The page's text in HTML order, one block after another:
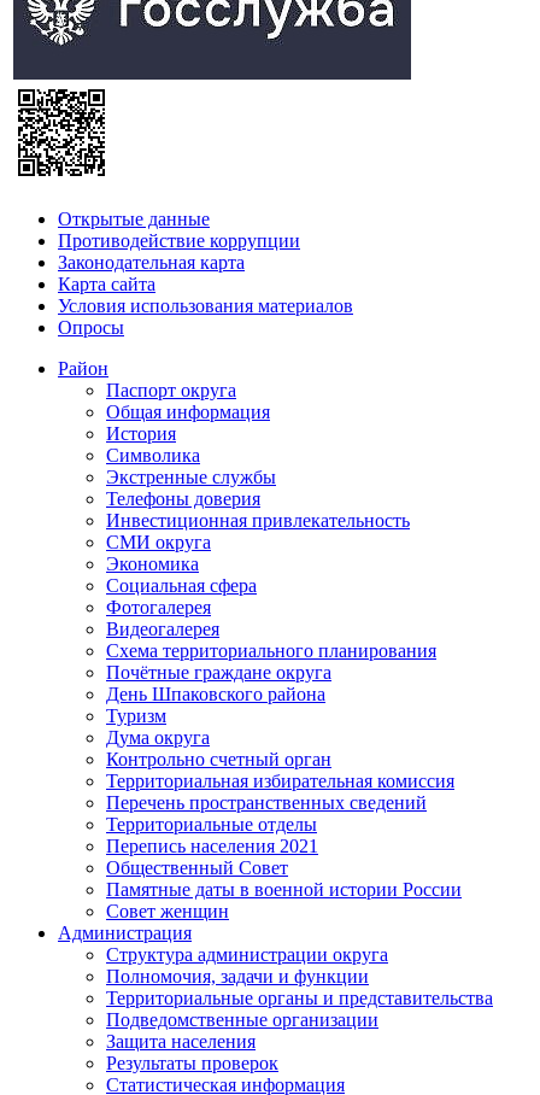
Открытые данные
Противодействие коррупции
Законодательная карта
Карта сайта
Условия использования материалов
Опросы
Район
Паспорт округа
Общая информация
История
Символика
Экстренные службы
Телефоны доверия
Инвестиционная привлекательность
СМИ округа
Экономика
Социальная сфера
Фотогалерея
Видеогалерея
Схема территориального планирования
Почётные граждане округа
День Шпаковского района
Туризм
Дума округа
Контрольно счетный орган
Территориальная избирательная комиссия
Перечень пространственных сведений
Территориальные отделы
Перепись населения 2021
Общественный Совет
Памятные даты в военной истории России
Совет женщин
Администрация
Структура администрации округа
Полномочия, задачи и функции
Территориальные органы и представительства
Подведомственные организации
Защита населения
Результаты проверок
Статистическая информация